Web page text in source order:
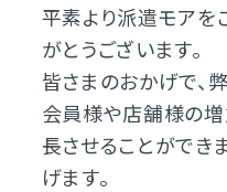
平素より派遣モアを
がとうございます。
皆さまのおかげで、
会員様や店舗様の増
長させることができ
げます。